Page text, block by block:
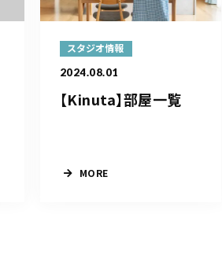
スタジオ情報
2024.08.01
【Kinuta】部屋一覧
MORE